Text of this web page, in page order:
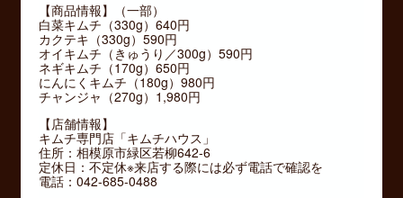
【商品情報】（一部）
白菜キムチ（330g）640円
カクテキ（330g）590円
オイキムチ（きゅうり／300g）590円
ネギキムチ（170g）650円
にんにくキムチ（180g）980円
チャンジャ（270g）1,980円
【店舗情報】
キムチ専門店「キムチハウス」
住所：相模原市緑区若柳642-6
定休日：不定休※来店する際には必ず電話で確認を
電話：042-685-0488